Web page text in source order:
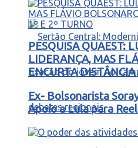
PESQUISA QUAEST:
LIDERANÇA, MAS
ENCURTA
Ex- Bolsonarista
Apoio a Lula para